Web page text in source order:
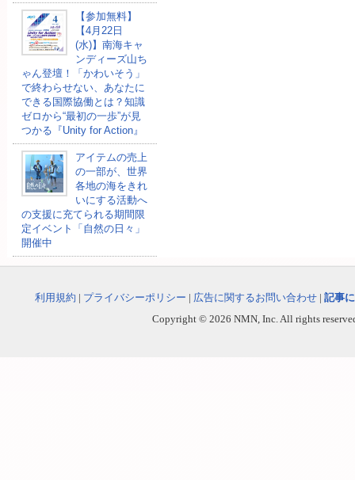
【参加無料】
【4月22日
(水)】南海キャ
ンディーズ山ち
ゃん登壇！「かわいそう」
で終わらせない、あなたに
できる国際協働とは？知識
ゼロから“最初の一歩”が見
つかる『Unity for Action』
アイテムの売上
の一部が、世界
各地の海をきれ
いにする活動へ
の支援に充てられる期間限
定イベント「自然の日々」
開催中
利用規約 | プライバシーポリシー | 広告に関するお問い合わせ | 記事
Copyright © 2026 NMN, Inc. All rights